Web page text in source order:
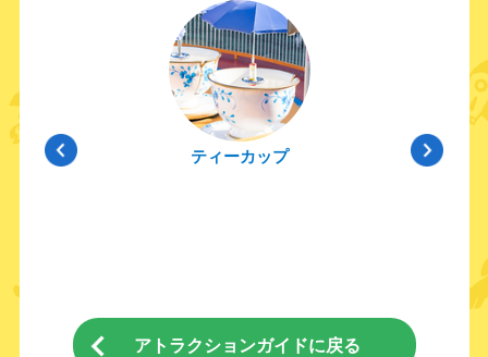
ティーカップ
アトラクションガイドに戻る